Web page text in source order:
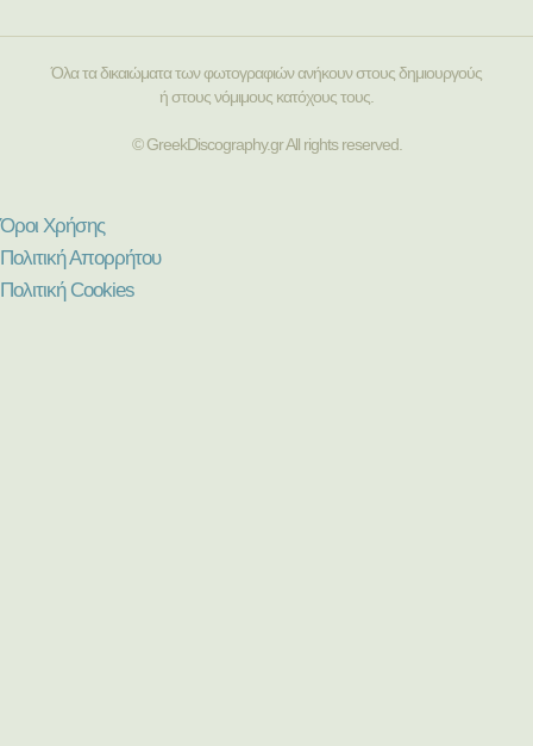
Όλα τα δικαιώματα των φωτογραφιών ανήκουν στους δημιουργούς
ή στους νόμιμους κατόχους τους.
© GreekDiscography.gr All rights reserved.
Όροι Χρήσης
Πολιτική Απορρήτου
Πολιτική Cookies